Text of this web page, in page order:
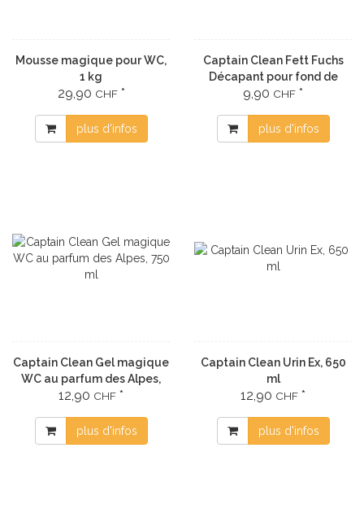
Mousse magique pour WC,
1 kg
29,90 CHF*
plus d'infos
Captain Clean Fett Fuchs
Décapant pour fond de
poêle, 300 ml
9,90 CHF *
plus d'infos
Captain Clean Gel magique
WC au parfum des Alpes,
750 ml
12,90 CHF *
plus d'infos
Captain Clean Urin Ex, 650
ml
12,90 CHF *
plus d'infos